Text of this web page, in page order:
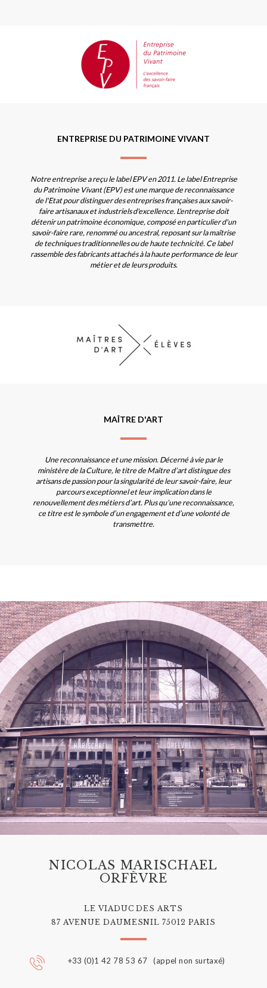
ENTREPRISE DU PATRIMOINE VIVANT
Notre entreprise a reçu le label EPV en 2011. Le label Entreprise
du Patrimoine Vivant (EPV) est une marque de reconnaissance
de l'Etat pour distinguer des entreprises françaises aux savoir-
faire artisanaux et industriels d'excellence. L'entreprise doit
détenir un patrimoine économique, composé en particulier d'un
savoir-faire rare, renommé ou ancestral, reposant sur la maîtrise
de techniques traditionnelles ou de haute technicité. Ce label
rassemble des fabricants attachés à la haute performance de leur
métier et de leurs produits.
MAÎTRE D'ART
Une reconnaissance et une mission. Décerné à vie par le
ministère de la Culture, le titre de Maître d’art distingue des
artisans de passion pour la singularité de leur savoir-faire, leur
parcours exceptionnel et leur implication dans le
renouvellement des métiers d’art. Plus qu’une reconnaissance,
ce titre est le symbole d’un engagement et d’une volonté de
transmettre.
NICOLAS MARISCHAEL
ORFÈVRE
LE VIADUC DES ARTS
87 AVENUE DAUMESNIL 75012 PARIS
+33 (0)1 42 78 53 67 (appel non surtaxé)